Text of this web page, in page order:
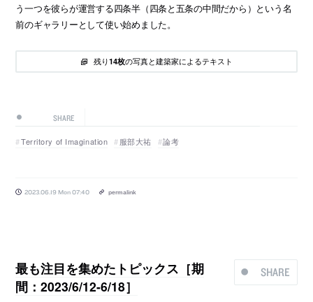
う一つを彼らが運営する四条半（四条と五条の中間だから）という名
前のギャラリーとして使い始めました。
残り14枚の写真と建築家によるテキスト
SHARE
Territory of Imagination 服部大祐 論考
2023.06.19 Mon 07:40 permalink
SHARE
最も注目を集めたトピックス［期
間：2023/6/12-6/18］